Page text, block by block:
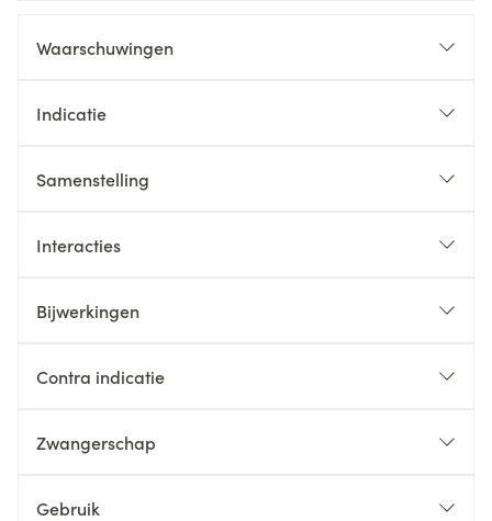
Waarschuwingen
Indicatie
Samenstelling
Interacties
Bijwerkingen
Contra indicatie
Zwangerschap
Gebruik